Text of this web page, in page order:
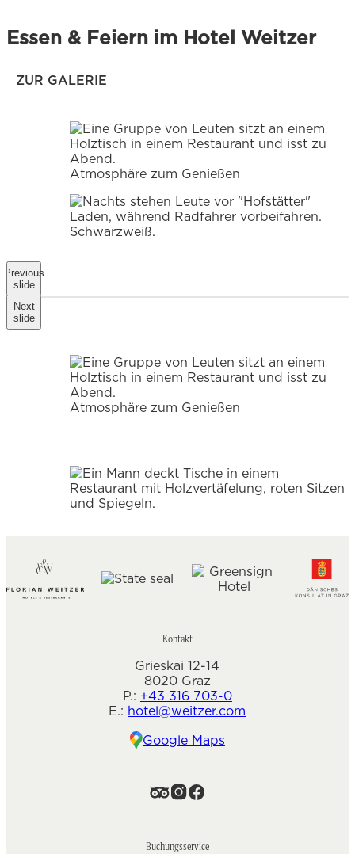
Essen & Feiern im Hotel Weitzer
ZUR GALERIE
Atmosphäre zum Genießen
Previous
slide
Next
slide
Atmosphäre zum Genießen
Kontakt
Grieskai 12-14
8020 Graz
P.: +43 316 703-0
E.: hotel@weitzer.com
Google Maps
Buchungsservice